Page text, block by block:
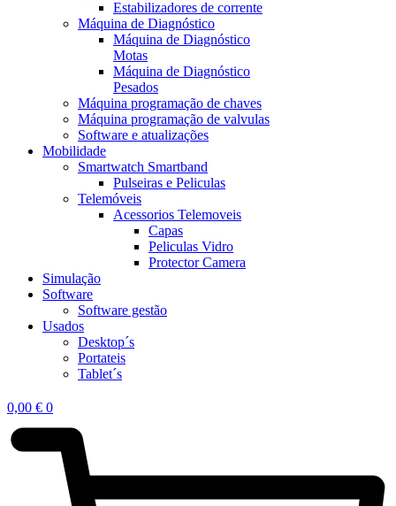
Estabilizadores de corrente
Máquina de Diagnóstico
Máquina de Diagnóstico
Motas
Máquina de Diagnóstico
Pesados
Máquina programação de chaves
Máquina programação de valvulas
Software e atualizações
Mobilidade
Smartwatch Smartband
Pulseiras e Peliculas
Telemóveis
Acessorios Telemoveis
Capas
Peliculas Vidro
Protector Camera
Simulação
Software
Software gestão
Usados
Desktop´s
Portateis
Tablet´s
0,00 € 0